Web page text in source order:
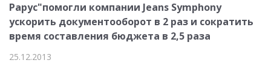
Рарус"помогли компании Jeans Symphony
ускорить документооборот в 2 раз и сократить
время составления бюджета в 2,5 раза
25.12.2013